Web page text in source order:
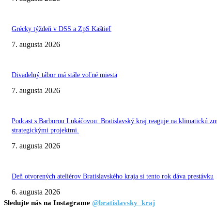
Grécky týždeň v DSS a ZpS Kaštieľ
7. augusta 2026
Divadelný tábor má stále voľné miesta
7. augusta 2026
Podcast s Barborou Lukáčovou: Bratislavský kraj reaguje na klimatickú
strategickými projektmi.
7. augusta 2026
Deň otvorených ateliérov Bratislavského kraja si tento rok dáva prestávku
6. augusta 2026
Sledujte nás na Instagrame @bratislavsky_kraj